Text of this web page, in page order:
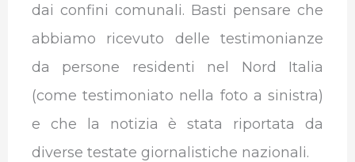
dai confini comunali. Basti pensare che
abbiamo ricevuto delle testimonianze
da persone residenti nel Nord Italia
(come testimoniato nella foto a sinistra)
e che la notizia è stata riportata da
diverse testate giornalistiche nazionali.